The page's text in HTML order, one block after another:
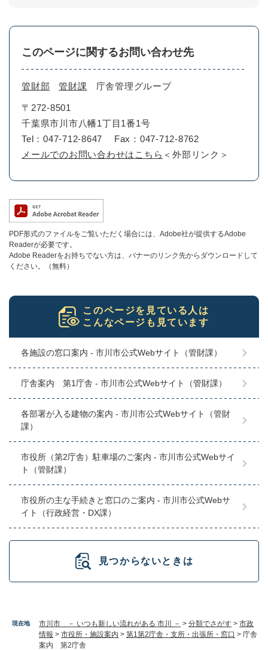
現在地 市川市 － いつも新しい流れがある 市川 － > 分類でさがす > 市政
情報 > 市役所・施設案内 > 第1第2庁舎・支所・出張所・窓口 > 庁舎
案内 第2庁舎
このページに関するお問い合わせ先
管財部 管財課 庁舎管理グループ
〒272-8501
千葉県市川市八幡1丁目1番1号
Tel：047-712-8647
Fax：047-712-8762
メールでのお問い合わせはこちら ＜外部リンク＞
PDF形式のファイルをご覧いただく場合には、Adobe社が提供するAdobe
Readerが必要です。
Adobe Readerをお持ちでない方は、バナーのリンク先からダウンロードして
ください。（無料）
このページを見ている人は
こんなページも見ています
各施設の窓口案内 - 市川市公式Webサイト（管財課）
庁舎案内 第1庁舎 - 市川市公式Webサイト（管財課）
各部署が入る建物の案内 - 市川市公式Webサイト（管財
課）
市役所（第2庁舎）駐車場のご案内 - 市川市公式Webサイ
ト（管財課）
市役所の主な手続きと窓口のご案内 - 市川市公式Webサ
イト（行政経営・DX課）
見つからないときは